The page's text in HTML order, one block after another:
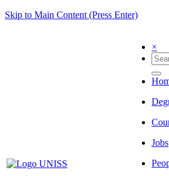
Skip to Main Content (Press Enter)
×
Jobs